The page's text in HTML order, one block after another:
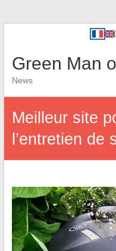
Green Man
News
Meilleur site
l’entretien de